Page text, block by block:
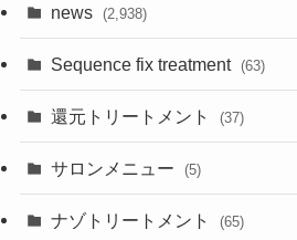
news (2,938)
Sequence fix treatment (63)
還元トリートメント (37)
サロンメニュー (5)
ナゾトリートメント (65)